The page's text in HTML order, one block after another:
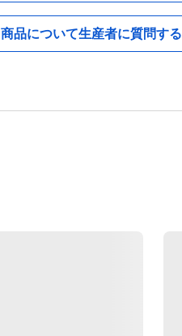
商品について生産者に質問する